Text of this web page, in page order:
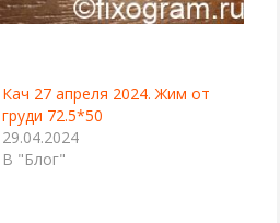
Кач 27 апреля 2024. Жим от
груди 72.5*50
29.04.2024
В "Блог"